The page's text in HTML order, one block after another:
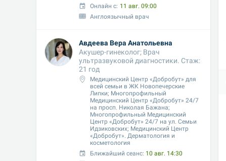
Онлайн с: 11 авг. 09:00
Англоязычный врач
Авдеева Вера Анатольевна
Акушер-гинеколог; Врач
ультразвуковой диагностики. Стаж:
21 год
Медицинский Центр «Добробут» для
всей семьи в ЖК Новопечерские
Липки; Многопрофильный
Медицинский Центр «Добробут» 24/7
на просп. Николая Бажана;
Многопрофильный Медицинский
Центр «Добробут» 24/7 на ул. Семьи
Идзиковских; Медицинский Центр
«Добробут». Дерматология и
косметология
Ближайший сеанс: 10 авг. 14:30